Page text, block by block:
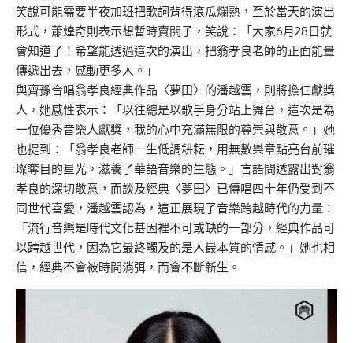
笑說可能需要半夜加班把歌詞背得滾瓜爛熟，至於當天的演出
形式，蕭煌奇則表示想暫時賣關子，笑說：「大家6月28日就
會知道了！希望能透過這次的演出，把翁孝良老師的正面能量
傳遞出去，感動更多人。」
與齊豫合唱翁孝良經典作品〈夢田〉的潘越雲，則將擔任獻獎
人，她感性表示：「以往總是以歌手身分站上舞台，這次是為
一位優秀音樂人獻獎，我的心中充滿無限的尊崇與敬意。」她
也提到：「翁孝良老師一生低調耕耘，用無數樂章點亮台前璀
璨奪目的星光，滋養了華語音樂的生態。」言語間透露出對翁
孝良的深切敬意，而談及經典〈夢田〉已傳唱四十年仍受到不
同世代喜愛，潘越雲認為，這正展現了音樂跨越時代的力量：
「流行音樂是時代文化基因裡不可或缺的一部分，經典作品可
以跨越世代，因為它最終觸及的是人最本質的情感。」她也相
信，經典不會被時間消弭，而會不斷新生。